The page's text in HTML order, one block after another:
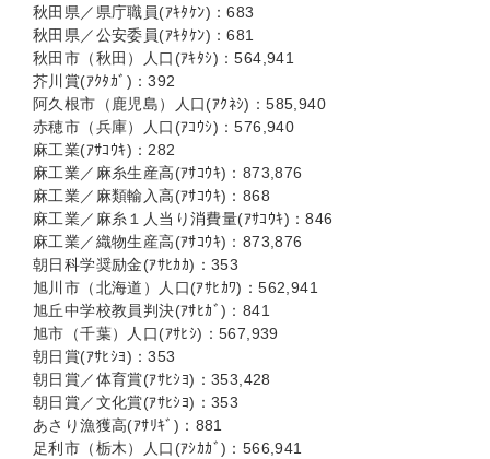
秋田県／県庁職員(ｱｷﾀｹﾝ)：683
秋田県／公安委員(ｱｷﾀｹﾝ)：681
秋田市（秋田）人口(ｱｷﾀｼ)：564,941
芥川賞(ｱｸﾀｶﾞ)：392
阿久根市（鹿児島）人口(ｱｸﾈｼ)：585,940
赤穂市（兵庫）人口(ｱｺｳｼ)：576,940
麻工業(ｱｻｺｳｷ)：282
麻工業／麻糸生産高(ｱｻｺｳｷ)：873,876
麻工業／麻類輸入高(ｱｻｺｳｷ)：868
麻工業／麻糸１人当り消費量(ｱｻｺｳｷ)：846
麻工業／織物生産高(ｱｻｺｳｷ)：873,876
朝日科学奨励金(ｱｻﾋｶｶ)：353
旭川市（北海道）人口(ｱｻﾋｶﾜ)：562,941
旭丘中学校教員判決(ｱｻﾋｶﾞ)：841
旭市（千葉）人口(ｱｻﾋｼ)：567,939
朝日賞(ｱｻﾋｼﾖ)：353
朝日賞／体育賞(ｱｻﾋｼﾖ)：353,428
朝日賞／文化賞(ｱｻﾋｼﾖ)：353
あさり漁獲高(ｱｻﾘｷﾞ)：881
足利市（栃木）人口(ｱｼｶｶﾞ)：566,941